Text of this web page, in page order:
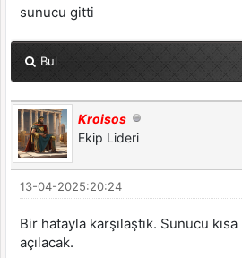
sunucu gitti
Bul
Kroisos
Ekip Lideri
13-04-2025:20:24
Bir hatayla karşılaştık. Sunucu
açılacak.